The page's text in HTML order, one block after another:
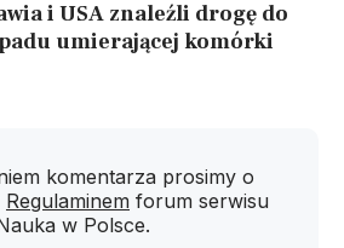
i USA znaleźli drogę do
umierającej komórki
komentarza prosimy o
Regulaminem forum serwisu
w Polsce.